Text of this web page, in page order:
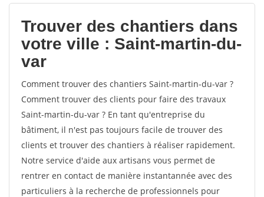
votes
Trouver des chantiers dans
votre ville : Saint-martin-du-
var
Comment trouver des chantiers Saint-martin-du-var ?
Comment trouver des clients pour faire des travaux
Saint-martin-du-var ? En tant qu'entreprise du
bâtiment, il n'est pas toujours facile de trouver des
clients et trouver des chantiers à réaliser rapidement.
Notre service d'aide aux artisans vous permet de
rentrer en contact de manière instantannée avec des
particuliers à la recherche de professionnels pour